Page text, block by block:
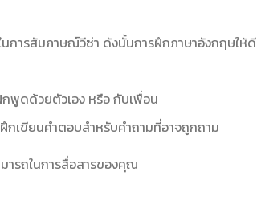
การสัมภาษณ์วีซ่า ดังนั้นการฝึกภาษาอังกฤษให้ดี
พูดด้วยตัวเอง หรือ กับเพื่อน
กเขียนคำตอบสำหรับคำถามที่อาจถูกถาม
ารถในการสื่อสารของคุณ